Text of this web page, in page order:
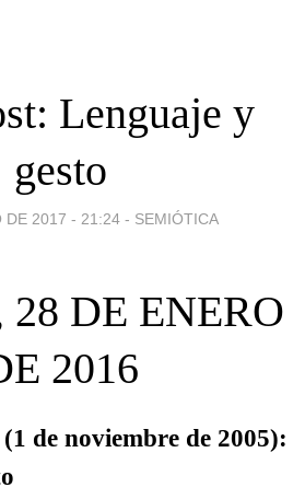
Lenguaje y
gesto
DE 2017 - 21:24 - SEMIÓTICA
28 DE ENERO
2016
de noviembre de 2005):